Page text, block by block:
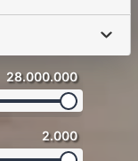
28.000.000
2.000